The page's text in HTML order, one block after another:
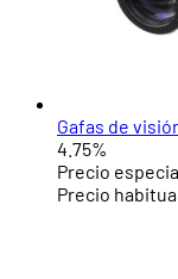
Gafas de
4.75%
Precio
Precio